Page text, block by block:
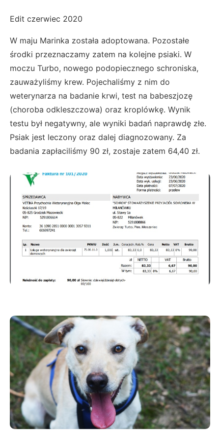
Edit czerwiec 2020
W maju Marinka została adoptowana. Pozostałe
środki przeznaczamy zatem na kolejne psiaki. W
moczu Turbo, nowego podopiecznego schroniska,
zauważyliśmy krew. Pojechaliśmy z nim do
weterynarza na badanie krwi, test na babeszjozę
(choroba odkleszczowa) oraz kroplówkę. Wynik
testu był negatywny, ale wyniki badań naprawdę złe.
Psiak jest leczony oraz dalej diagnozowany. Za
badania zapłaciliśmy 90 zł, zostaje zatem 64,40 zł.